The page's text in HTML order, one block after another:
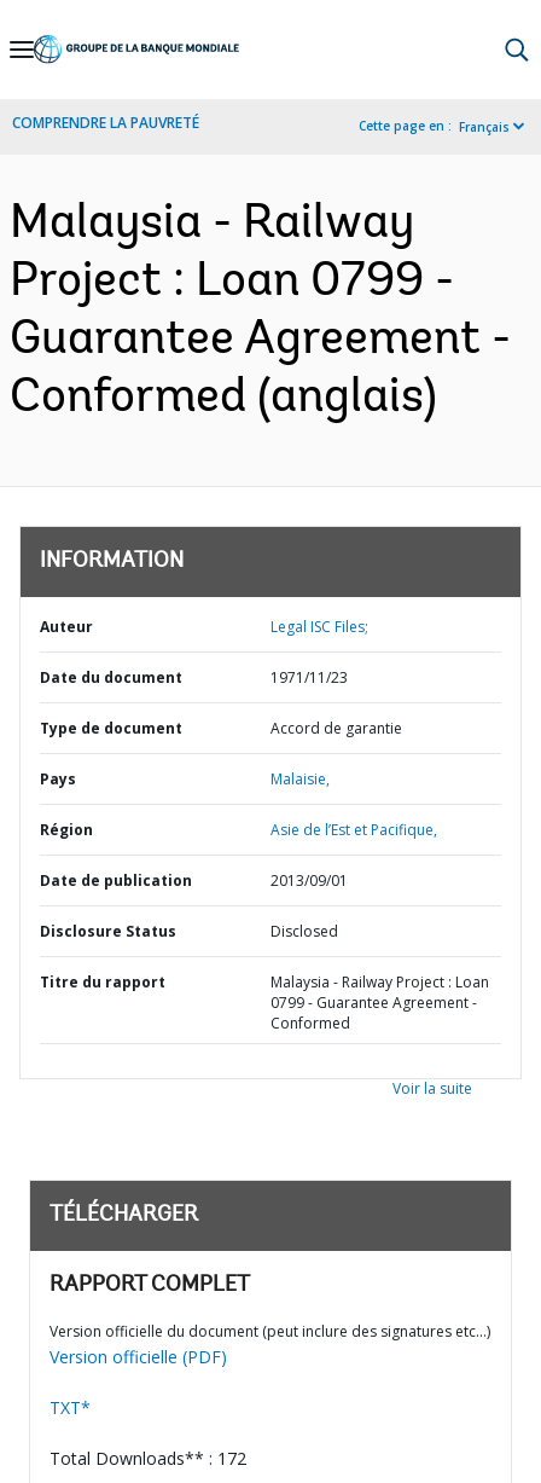
Skip
Navigation
COMPRENDRE LA PAUVRETÉ Cette page en : Français
Malaysia - Railway
Project : Loan 0799 -
Guarantee Agreement -
Conformed (anglais)
INFORMATION
Auteur Legal ISC Files;
Date du document 1971/11/23
Type de document Accord de garantie
Pays Malaisie,
Région Asie de l’Est et Pacifique,
Date de publication 2013/09/01
Disclosure Status Disclosed
Titre du rapport
Malaysia - Railway Project : Loan
0799 - Guarantee Agreement -
Conformed
Voir la suite
TÉLÉCHARGER
RAPPORT COMPLET
Version officielle du document (peut inclure des signatures etc…)
Version officielle (PDF)
TXT*
Total Downloads** : 172